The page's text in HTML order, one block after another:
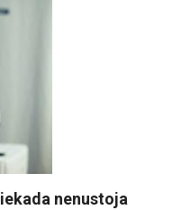
nenustoja